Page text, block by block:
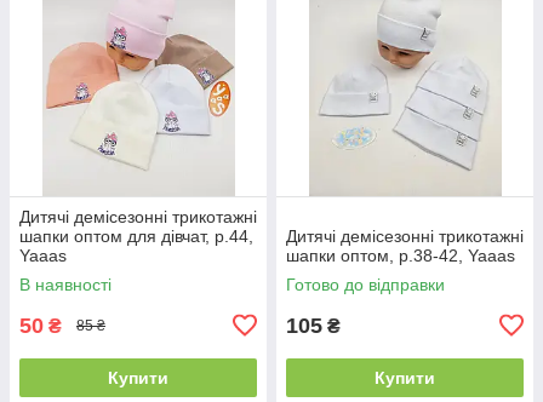
Дитячі демісезонні трикотажні
шапки оптом для дівчат, р.44,
Yaaas
В наявності
50 ₴ 85 ₴
Купити
Дитячі демісезонні трикотажні
шапки оптом, р.38-42, Yaaas
Готово до відправки
105 ₴
Купити